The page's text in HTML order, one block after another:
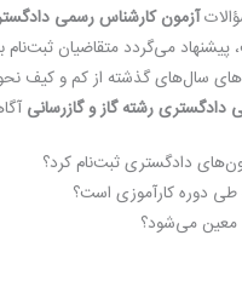
آزمون کارشناس رسمی
پیشنهاد می‌گردد متقاضیان ثبت‌نام
سال‌های گذشته از کم و کیف
رشته گاز و گازرسانی
دادگستری ثبت‌نام کرد؟
طی دوره کارآموزی است؟
معین می‌شود؟